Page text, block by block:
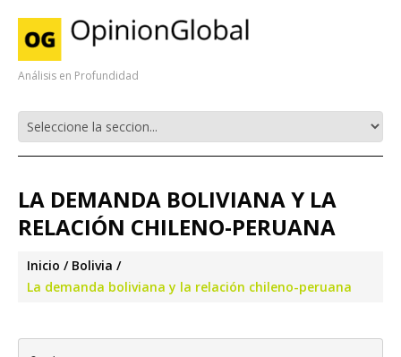
Análisis en Profundidad
LA DEMANDA BOLIVIANA Y LA
RELACIÓN CHILENO-PERUANA
Inicio
Bolivia
La demanda boliviana y la relación chileno-peruana